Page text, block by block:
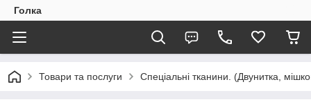
Голка
Товари та послуги Спеціальні тканини. (Двунитка,